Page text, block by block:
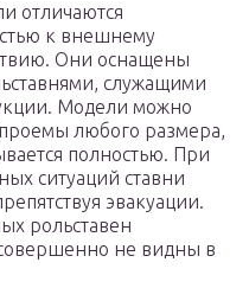
отличаются
к внешнему
Они оснащены
служащими
Модели можно
любого размера,
полностью. При
ситуаций ставни
эвакуации.
рольставен
не видны в